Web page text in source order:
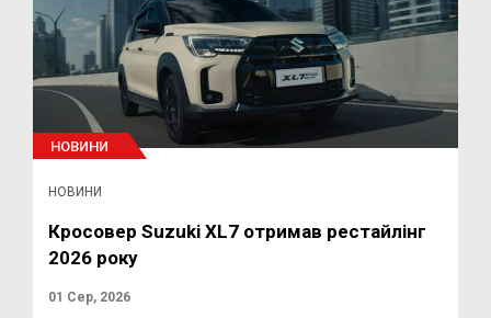
НОВИНИ
НОВИНИ
Кросовер Suzuki XL7 отримав рестайлінг
2026 року
01 Сер, 2026